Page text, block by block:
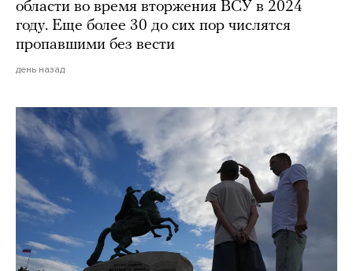
области во время вторжения ВСУ в 2024
году. Еще более 30 до сих пор числятся
пропавшими без вести
день назад